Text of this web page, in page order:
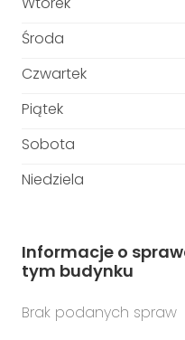
Środa
Czwartek
Piątek
Sobota
Niedziela
Informacje o
tym budynku
Brak podanych spraw